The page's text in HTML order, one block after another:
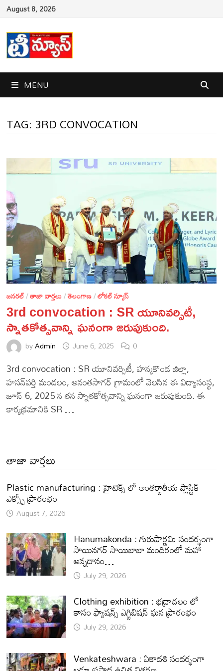
Skip
content
August 8, 2026
MENU
TAG: 3RD CONVOCATION
జనరల్/తాజా వార్తలు/తెలంగాణ/లోకల్ న్యూస్
3rd convocation : SR యూనివర్సిటీ,
స్నాతకోత్సవాన్ని ఘనంగా జరుపుకుంది.
byAdmin June 6, 2025 0
3rd convocation : SR యూనివర్సిటీ, హన్మకొండ జిల్లా,
హసన్‌పర్తి మండలం, అనంతసాగర్ గ్రామంలో వెలసిన ఈ విద్యాసంస్థ,
జూన్ 6, 2025 న తన స్నాతకోత్సవాన్ని ఘనంగా జరుపుకుంది. ఈ
కార్యక్రమానికి SR …
తాజా వార్తలు
Plastic manufacturing : హైటెక్స్ లో అంతర్జాతీయ ప్లాస్టిక్
ఎక్స్పో ప్రారంభం
August 7, 2026
Hanumakonda : గురుపౌర్ణమి సందర్భంగా
సాయినగర్‌ సాయిబాబా మందిరంలో మహా
అన్నదానం…
July 29, 2026
Clothing exhibition : భద్రాచలం లో
కాసం ఫ్యాషన్స్ ఎగ్జిబిషన్ ఘన ప్రారంభం
July 29, 2026
Venkateshwara : ఏకాదశి సందర్భంగా